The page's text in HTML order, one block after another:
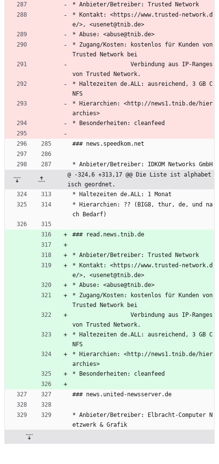
* Anbieter/Betreiber: Trusted Network
* Kontakt: <https://www.trusted-network.d
e/>, <usenet@tnib.de>
* Abuse: <abuse@tnib.de>
* Zugang/Kosten: kostenlos für Kunden von
Trusted Network bei
von Trusted Network.
* Haltezeiten de.ALL: ausreichend, 3 GB C
NFS
* Hierarchien: <http://news1.tnib.de/hier
archies>
* Besonderheiten: cleanfeed
### news.speedkom.net
* Anbieter/Betreiber: IDKOM Networks GmbH
@ -324,6 +313,17 @@ Die Liste ist alphabet
isch geordnet.
* Haltezeiten de.ALL: 1 Monat
* Hierarchien: ?? (BIG8, thur, de, und na
ch Bedarf)
### read.news.tnib.de
* Anbieter/Betreiber: Trusted Network
* Kontakt: <https://www.trusted-network.d
e/>, <usenet@tnib.de>
* Abuse: <abuse@tnib.de>
* Zugang/Kosten: kostenlos für Kunden von
Trusted Network bei
von Trusted Network.
* Haltezeiten de.ALL: ausreichend, 3 GB C
NFS
* Hierarchien: <http://news1.tnib.de/hier
archies>
* Besonderheiten: cleanfeed
### news.united-newsserver.de
* Anbieter/Betreiber: Elbracht-Computer N
etzwerk & Grafik